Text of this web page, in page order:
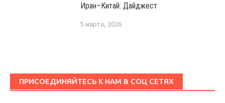
Иран–Китай: Дайджест
5 марта, 2026
ПРИСОЕДИНЯЙТЕСЬ К НАМ В СОЦ СЕТЯХ